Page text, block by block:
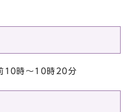
10時～10時20分